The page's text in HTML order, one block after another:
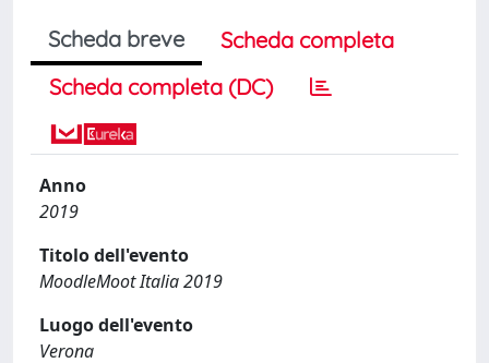
Scheda breve
Scheda completa
Scheda completa (DC)
Anno
2019
Titolo dell'evento
MoodleMoot Italia 2019
Luogo dell'evento
Verona